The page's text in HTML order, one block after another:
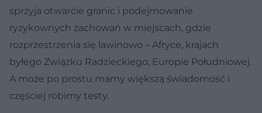
sprzyja otwarcie granic i podejmowanie
ryzykownych zachowań w miejscach, gdzie
rozprzestrzenia się lawinowo – Afryce, krajach
byłego Związku Radzieckiego, Europie Południowej.
A może po prostu mamy większą świadomość i
częściej robimy testy.